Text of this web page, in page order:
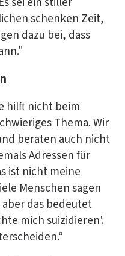
schenken Zeit,
dazu bei, dass
hilft nicht beim
Thema. Wir
beraten auch nicht
Adressen für
ist nicht meine
Menschen sagen
das bedeutet
mich suizidieren'.